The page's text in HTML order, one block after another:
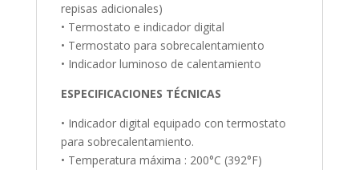
repisas adicionales)
• Termostato e indicador digital
• Termostato para sobrecalentamiento
• Indicador luminoso de calentamiento
ESPECIFICACIONES TÉCNICAS
• Indicador digital equipado con termostato
para sobrecalentamiento.
• Temperatura máxima : 200°C (392°F)